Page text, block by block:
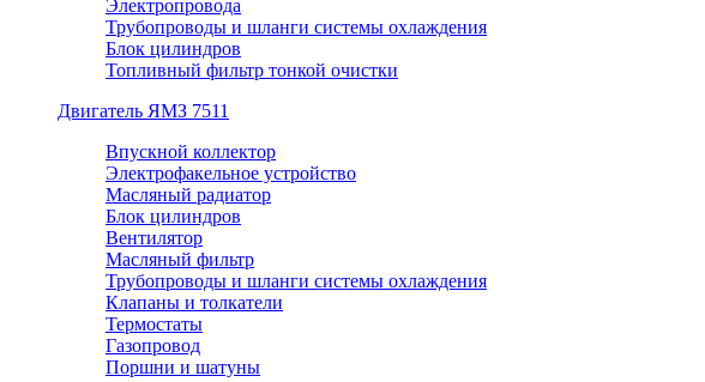
Электропровода
Трубопроводы и шланги системы охлаждения
Блок цилиндров
Топливный фильтр тонкой очистки
Двигатель ЯМЗ 7511
Впускной коллектор
Электрофакельное устройство
Масляный радиатор
Блок цилиндров
Вентилятор
Масляный фильтр
Трубопроводы и шланги системы охлаждения
Клапаны и толкатели
Термостаты
Газопровод
Поршни и шатуны